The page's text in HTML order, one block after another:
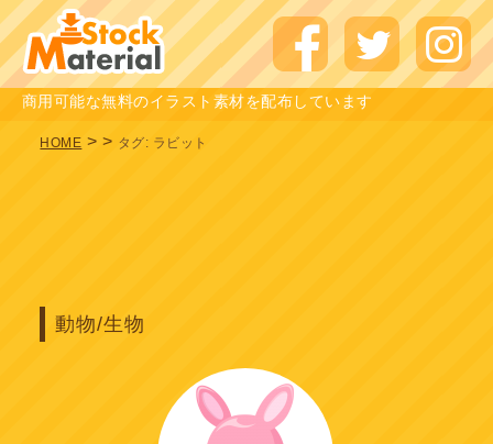
商用可能な無料のイラスト素材を配布しています
HOME > > タグ: ラビット
動物/生物